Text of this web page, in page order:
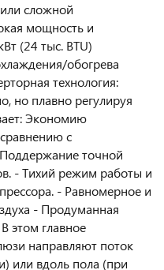
сложной
мощность и
(24 тыс. BTU)
обогрева
технология:
но плавно регулируя
Экономию
с
точной
- Тихий режим работы и
- Равномерное и
- Продуманная
этом главное
направляют поток
или вдоль пола (при